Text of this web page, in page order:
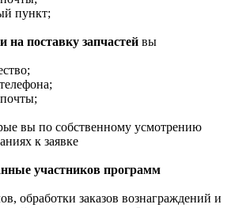
пункт;
на поставку запчастей вы
вы по собственному усмотрению
к заявке
участников программ
обработки заказов вознаграждений и